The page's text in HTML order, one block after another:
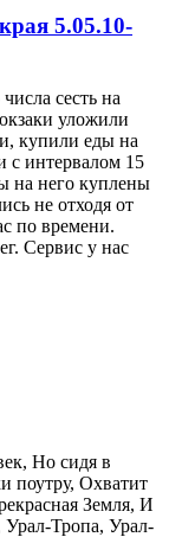
5.05.10-
сесть на
уложили
купили еды на
с интервалом 15
на него куплены
не отходя от
по времени.
Сервис у нас
Но сидя в
поутру, Охватит
Земля, И
Урал-Тропа, Урал-